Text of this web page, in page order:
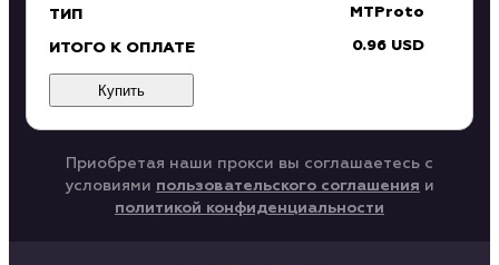
ТИП MTProto
ИТОГО К ОПЛАТЕ 0.96 USD
Купить
Приобретая наши прокси вы соглашаетесь с
условиями пользовательского соглашения и
политикой конфиденциальности